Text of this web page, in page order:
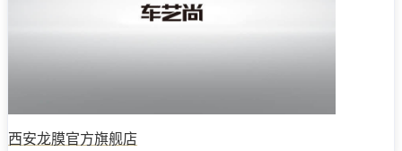
西安龙膜官方旗舰店